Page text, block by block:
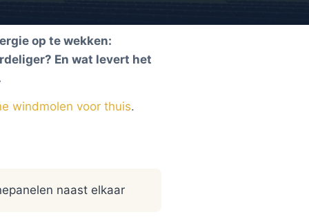
op te wekken:
En wat levert het
windmolen voor thuis.
naast elkaar